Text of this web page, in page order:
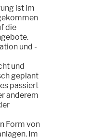
ist im
die
und -
und
geplant
passiert
anderem
Form von
Im